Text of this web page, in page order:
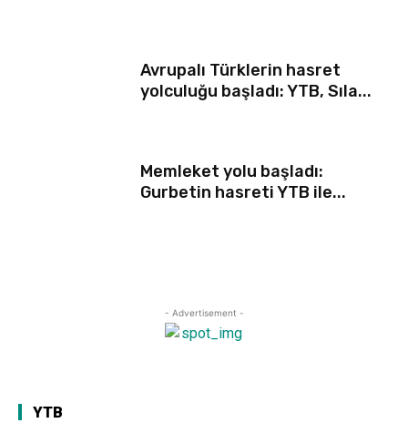
Avrupalı Türklerin hasret
yolculuğu başladı: YTB, Sıla...
Memleket yolu başladı:
Gurbetin hasreti YTB ile...
- Advertisement -
YTB